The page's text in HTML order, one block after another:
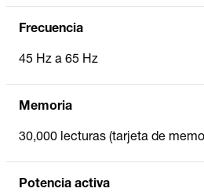
Frecuencia
45 Hz a 65 Hz
Memoria
30,000 lecturas (tarjeta de
Potencia activa